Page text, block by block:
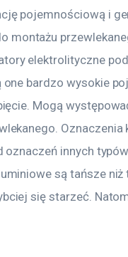
pojemnościową i
montażu
elektrolityczne
bardzo wysokie
Mogą
Oznaczenia
innych
są tańsze
się starzeć.